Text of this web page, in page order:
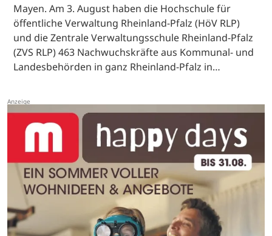
Mayen. Am 3. August haben die Hochschule für
öffentliche Verwaltung Rheinland-Pfalz (HöV RLP)
und die Zentrale Verwaltungsschule Rheinland-Pfalz
(ZVS RLP) 463 Nachwuchskräfte aus Kommunal- und
Landesbehörden in ganz Rheinland-Pfalz in…